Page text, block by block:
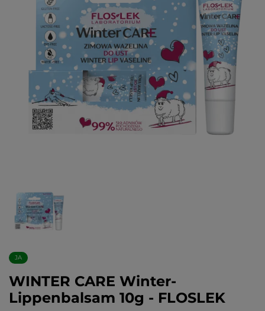
JA
WINTER CARE Winter-
Lippenbalsam 10g - FLOSLEK